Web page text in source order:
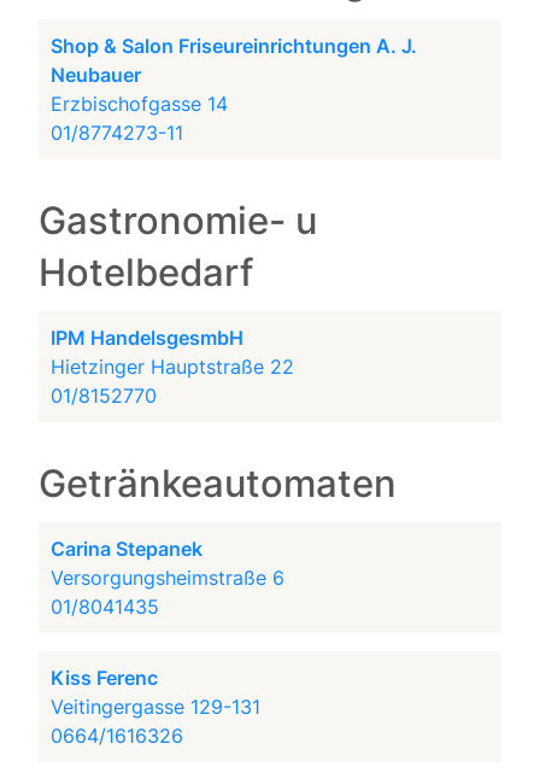
Shop & Salon Friseureinrichtungen A. J.
Neubauer
Erzbischofgasse 14
01/8774273-11
Gastronomie- u
Hotelbedarf
IPM HandelsgesmbH
Hietzinger Hauptstraße 22
01/8152770
Getränkeautomaten
Carina Stepanek
Versorgungsheimstraße 6
01/8041435
Kiss Ferenc
Veitingergasse 129-131
0664/1616326